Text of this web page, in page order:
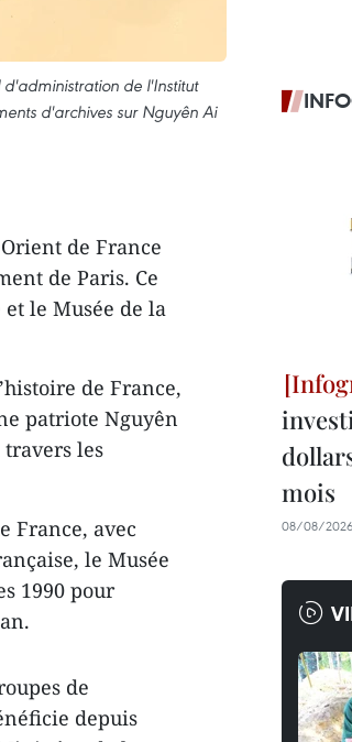
de l'Institut
d'archives sur Nguyên Ai
de France
de Paris. Ce
le Musée de la
de France,
patriote Nguyên
les
France, avec
le Musée
1990 pour
de
depuis
mois
08/08/